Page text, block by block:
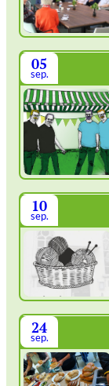
05
sep.
10
sep.
24
sep.